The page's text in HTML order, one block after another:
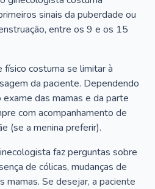
sinais da puberdade ou
entre os 9 e os 15
físico costuma se limitar à
da paciente. Dependendo
das mamas e da parte
com acompanhamento de
(se a menina preferir).
faz perguntas sobre
de cólicas, mudanças de
mamas. Se desejar, a paciente